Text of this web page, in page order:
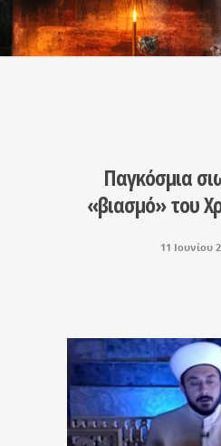
Παγκόσμια
«βιασμό» του
11 Ιουνίου